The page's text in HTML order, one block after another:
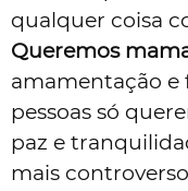
qualquer coisa
Queremos
amamentação e
pessoas só
paz e
mais